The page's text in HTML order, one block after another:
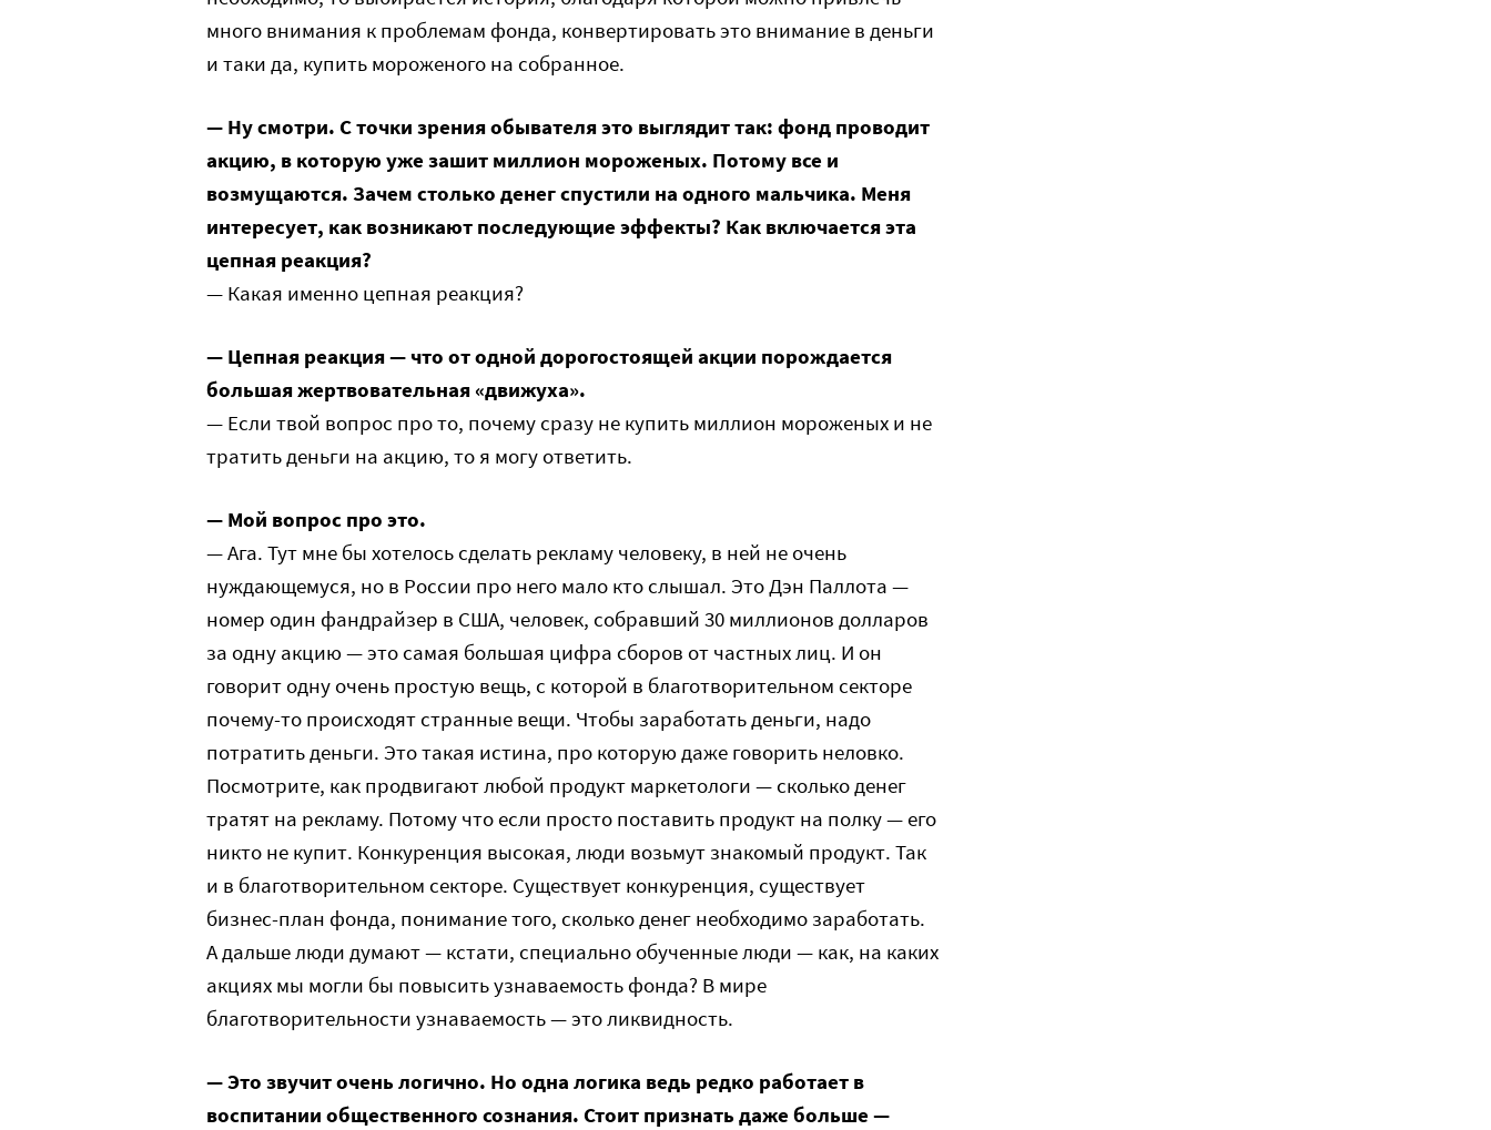
много внимания к проблемам фонда, конвертировать это внимание в деньги
и таки да, купить мороженого на собранное.
— Ну смотри. С точки зрения обывателя это выглядит так: фонд проводит
акцию, в которую уже зашит миллион мороженых. Потому все и
возмущаются. Зачем столько денег спустили на одного мальчика. Меня
интересует, как возникают последующие эффекты? Как включается эта
цепная реакция?
— Какая именно цепная реакция?
— Цепная реакция — что от одной дорогостоящей акции порождается
большая жертвовательная «движуха».
— Если твой вопрос про то, почему сразу не купить миллион мороженых и не
тратить деньги на акцию, то я могу ответить.
— Мой вопрос про это.
— Ага. Тут мне бы хотелось сделать рекламу человеку, в ней не очень
нуждающемуся, но в России про него мало кто слышал. Это Дэн Паллота —
номер один фандрайзер в США, человек, собравший 30 миллионов долларов
за одну акцию — это самая большая цифра сборов от частных лиц. И он
говорит одну очень простую вещь, с которой в благотворительном секторе
почему-то происходят странные вещи. Чтобы заработать деньги, надо
потратить деньги. Это такая истина, про которую даже говорить неловко.
Посмотрите, как продвигают любой продукт маркетологи — сколько денег
тратят на рекламу. Потому что если просто поставить продукт на полку — его
никто не купит. Конкуренция высокая, люди возьмут знакомый продукт. Так
и в благотворительном секторе. Существует конкуренция, существует
бизнес-план фонда, понимание того, сколько денег необходимо заработать.
А дальше люди думают — кстати, специально обученные люди — как, на каких
акциях мы могли бы повысить узнаваемость фонда? В мире
благотворительности узнаваемость — это ликвидность.
— Это звучит очень логично. Но одна логика ведь редко работает в
воспитании общественного сознания. Стоит признать даже больше —